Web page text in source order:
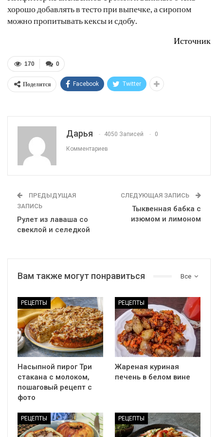
хорошо добавлять в тесто при выпечке, а сиропом
можно пропитывать кексы и сдобу.
Источник
0
170
Поделится Facebook Twitter
Дарья 4050 Записей 0
Комментариев
ПРЕДЫДУЩАЯ
ЗАПИСЬ
Рулет из лаваша со
свеклой и селедкой
СЛЕДУЮЩАЯ ЗАПИСЬ
Тыквенная бабка с
изюмом и лимоном
Все
Вам также могут понравиться
РЕЦЕПТЫ
Насыпной пирог Три
стакана с молоком,
пошаговый рецепт с
фото
РЕЦЕПТЫ
Жареная куриная
печень в белом вине
РЕЦЕПТЫ РЕЦЕПТЫ